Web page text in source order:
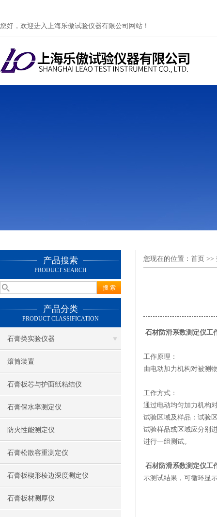
您好，欢迎进入上海乐傲试验仪器有限公司网站！
产品搜索
PRODUCT SEARCH
产品分类
PRODUCT CLASSIFICATION
石膏类实验仪器
滚筒装置
石膏板芯与护面纸粘结仪
石膏保水率测定仪
防火性能测定仪
石膏松散容重测定仪
石膏板楔形棱边深度测定仪
石膏板材测厚仪
您现在的位置： 首页 >>
石材防滑系数测定仪工
工作原理：
由电动加力机构对被测
工作方式：
通过电动均匀加力机构
试验区域及样品：试验
试验样品或区域应分别
进行一组测试。
石材防滑系数测定仪工
示测试结果，可循环显